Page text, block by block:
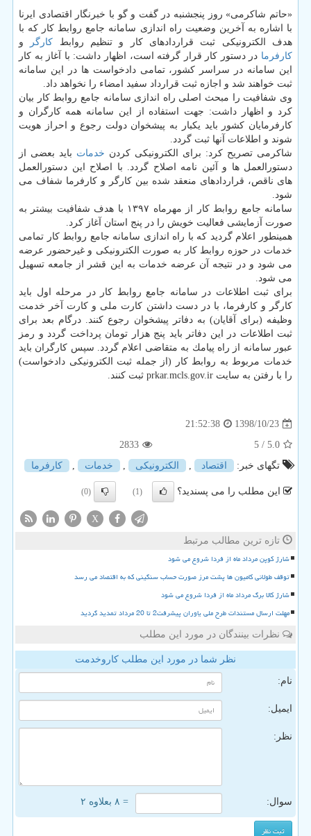
«حاتم شاكرمی» روز پنجشنبه در گفت و گو با خبرنگار اقتصادی ایرنا
با اشاره به آخرین وضعیت راه اندازی سامانه جامع روابط كار كه با
هدف الكترونیكی ثبت قراردادهای كار و تنظیم روابط كارگر
و
كارفرما در دستور كار قرار گرفته است، اظهار داشت: با آغاز به كار
این سامانه در سراسر كشور، تمامی دادخواست ها در این سامانه
ثبت خواهند شد و اجازه ثبت قرارداد سفید امضاء را نخواهد داد.
وی شفافیت را مبحث اصلی راه اندازی سامانه جامع روابط كار بیان
كرد و اظهار داشت: جهت استفاده از این سامانه همه كارگران و
كارفرمایان كشور باید یكبار به پیشخوان دولت رجوع و احراز هویت
شوند و اطلاعات آنها ثبت گردد.
شاكرمی تصریح كرد: برای الكترونیكی كردن خدمات باید بعضی از
دستورالعمل ها و آئین نامه اصلاح گردد. با اصلاح این دستورالعمل
های ناقص، قراردادهای منعقد شده بین كارگر و كارفرما شفاف می
شود.
سامانه جامع روابط كار از مهرماه ۱۳۹۷ با هدف شفافیت بیشتر به
صورت آزمایشی فعالیت خویش را در پنج استان آغاز كرد.
همینطور اعلام گردید كه با راه اندازی سامانه جامع روابط كار تمامی
خدمات در حوزه روابط كار به صورت الكترونیكی و غیرحضور عرضه
می شود و در نتیجه آن عرضه خدمات به این قشر از جامعه تسهیل
می شود.
برای ثبت اطلاعات در سامانه جامع روابط كار در مرحله اول باید
كارگر و كارفرما، با در دست داشتن كارت ملی و كارت آخر خدمت
وظیفه (برای آقایان) به دفاتر پیشخوان رجوع كنند. درگام بعد برای
ثبت اطلاعات در این دفاتر باید پنج هزار تومان پرداخت گردد و رمز
عبور سامانه از راه پیامك به متقاضی اعلام گردد. سپس كارگران باید
خدمات مربوط به روابط كار (از جمله ثبت الكترونیكی دادخواست)
را با رفتن به سایت prkar.mcls.gov.ir ثبت كنند.
1398/10/23
21:52:38
5.0
/ 5
2833
تگهای خبر:
اقتصاد , الكترونیكی , خدمات , كارفرما
این مطلب را می پسندید؟ (1)
(0)
X
تازه ترین مطالب مرتبط
شارژ کوپن مرداد ماه از فردا شروع می شود
توقف طولانی کامیون ها پشت مرز صورت حساب سنگینی که به اقتصاد می رسد
شارژ کالا برگ مرداد ماه از فردا شروع می شود
مهلت ارسال مستندات طرح ملی یاوران پیشرفت2 تا 20 مرداد تمدید گردید
نظرات بینندگان در مورد این مطلب
نظر شما در مورد این مطلب کاروخدمت
نام:
ایمیل:
نظر:
سوال: = ۸ بعلاوه ۲